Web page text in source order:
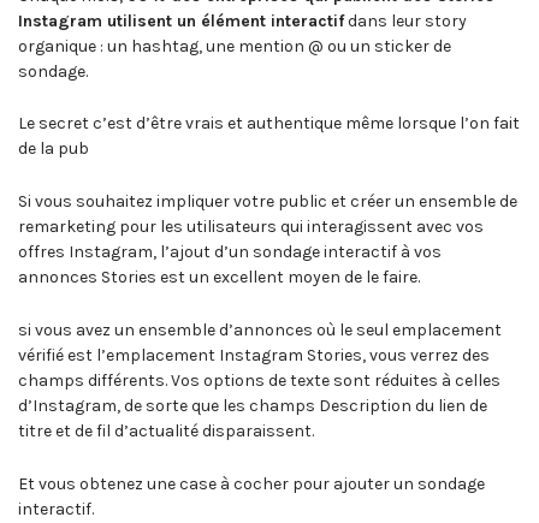
Instagram utilisent un élément interactifdans leur story
organique : un hashtag, une mention @ ou un sticker de
sondage.
Le secret c’est d’être vrais et authentique même lorsque l’on fait
de la pub
Si vous souhaitez impliquer votre public et créer un ensemble de
remarketing pour les utilisateurs qui interagissent avec vos
offres Instagram, l’ajout d’un sondage interactif à vos
annonces Stories est un excellent moyen de le faire.
si vous avez un ensemble d’annonces où le seul emplacement
vérifié est l’emplacement Instagram Stories, vous verrez des
champs différents. Vos options de texte sont réduites à celles
d’Instagram, de sorte que les champs Description du lien de
titre et de fil d’actualité disparaissent.
Et vous obtenez une case à cocher pour ajouter un sondage
interactif.